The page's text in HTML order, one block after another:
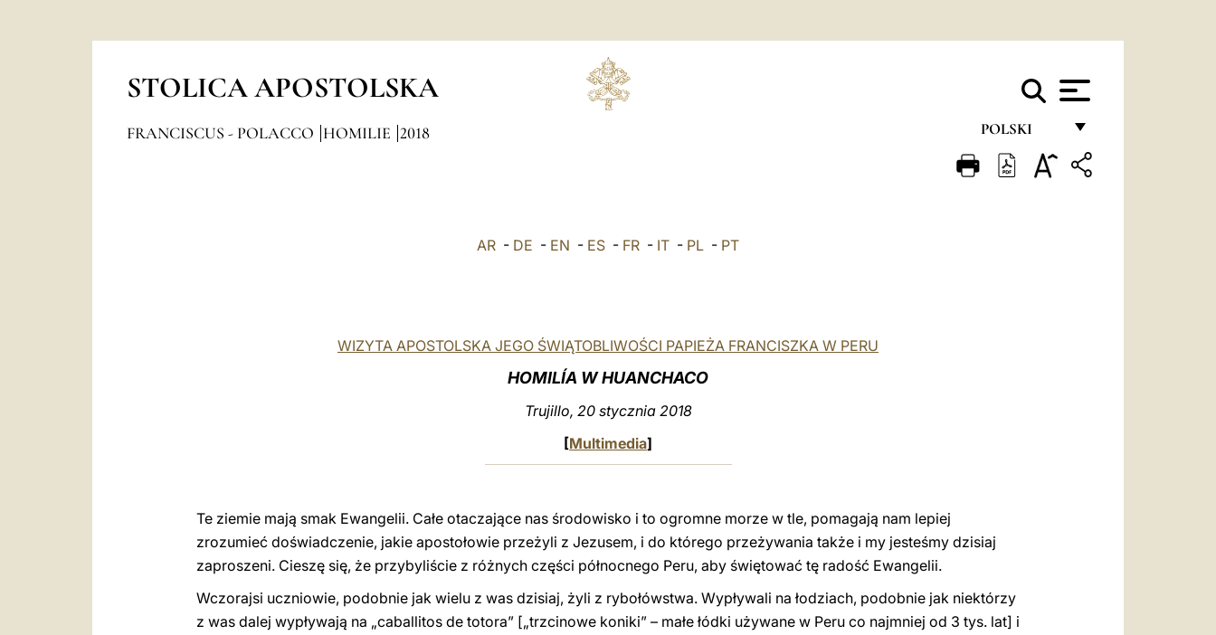
STOLICA APOSTOLSKA
POLSKI
FRANÇAIS
FRANCISCUS - POLACCO HOMILIE 2018
AR - DE - EN - ES - FR - IT - PL - PT
WIZYTA APOSTOLSKA JEGO ŚWIĄTOBLIWOŚCI PAPIEŻA FRANCISZKA W PERU
HOMILÍA W HUANCHACO
Trujillo, 20 stycznia 2018
[Multimedia]
Te ziemie mają smak Ewangelii. Całe otaczające nas środowisko i to ogromne morze w tle, pomagają nam lepiej
zrozumieć doświadczenie, jakie apostołowie przeżyli z Jezusem, i do którego przeżywania także i my jesteśmy dzisiaj
zaproszeni. Cieszę się, że przybyliście z różnych części północnego Peru, aby świętować tę radość Ewangelii.
Wczorajsi uczniowie, podobnie jak wielu z was dzisiaj, żyli z rybołówstwa. Wypływali na łodziach, podobnie jak niektórzy
z was dalej wypływają na „caballitos de totora” [„trzcinowe koniki” – małe łódki używane w Peru co najmniej od 3 tys. lat] i